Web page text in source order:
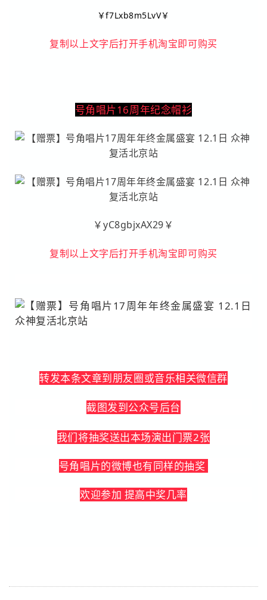
￥f7Lxb8m5LvV￥
复制以上文字后打开手机淘宝即可购买
号角唱片16周年纪念帽衫
￥yC8gbjxAX29￥
复制以上文字后打开手机淘宝即可购买
转发本条文章到朋友圈或音乐相关微信群
截图发到公众号后台
我们将抽奖送出本场演出门票2张
号角唱片的微博也有同样的抽奖
欢迎参加 提高中奖几率